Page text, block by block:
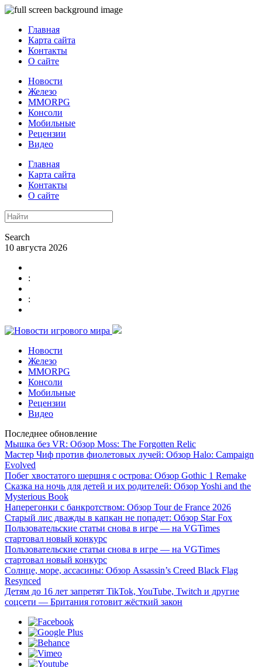
Главная
Карта сайта
Контакты
О сайте
Новости
Железо
MMORPG
Консоли
Мобильные
Рецензии
Видео
Главная
Карта сайта
Контакты
О сайте
Search
10 августа 2026
:
:
Новости
Железо
MMORPG
Консоли
Мобильные
Рецензии
Видео
Последнее обновление
Мышка без VR: Обзор Moss: The Forgotten Relic
Мастер Чиф против фиолетовых лучей: Обзор Halo: Campaign
Evolved
Побег хвостатого шершня с острова: Обзор Gothic 1 Remake
Сказка на ночь для детей и их родителей: Обзор Yoshi and the
Mysterious Book
Наперегонки с банкротством: Обзор Tour de France 2026
Старый лис дважды в капкан не попадет: Обзор Star Fox
Пользовательские статьи снова в игре — на VGTimes
стартовал новый конкурс
Пользовательские статьи снова в игре — на VGTimes
стартовал новый конкурс
Солнце, море, ассасины: Обзор Assassin’s Creed Black Flag
Resynced
Детям до 16 лет запретят TikTok, YouTube, Twitch и другие
соцсети — Британия готовит жёсткий закон